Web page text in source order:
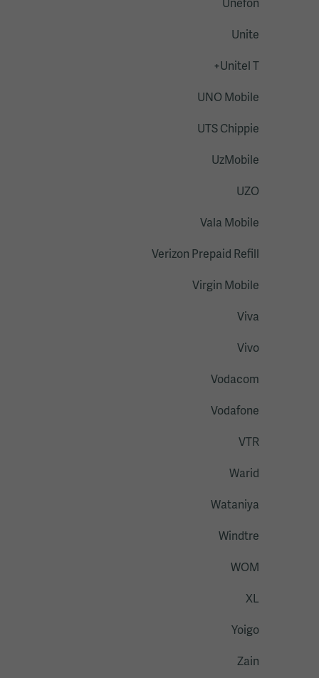
Unefon
Unite
Unitel T+
UNO Mobile
UTS Chippie
UzMobile
UZO
Vala Mobile
Verizon Prepaid Refill
Virgin Mobile
Viva
Vivo
Vodacom
Vodafone
VTR
Warid
Wataniya
Windtre
WOM
XL
Yoigo
Zain